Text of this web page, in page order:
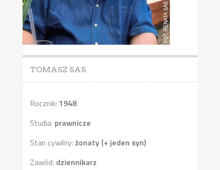
TOMASZ SAS
Rocznik: 1948
Studia: prawnicze
Stan cywilny: żonaty (+ jeden syn)
Zawód: dziennikarz